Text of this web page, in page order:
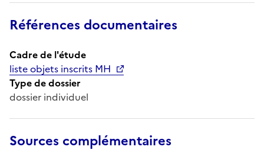
Références documentaires
Cadre de l'étude
liste objets inscrits MH
Type de dossier
dossier individuel
Sources complémentaires